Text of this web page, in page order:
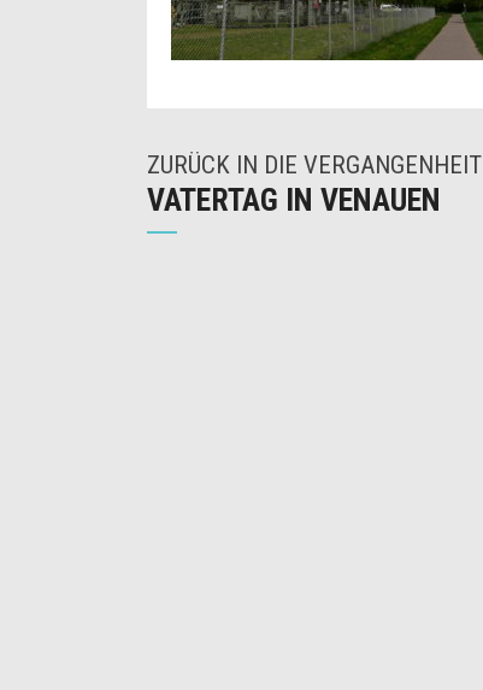
ZURÜCK IN DIE VERGANGENHEIT
VATERTAG IN VENAUEN